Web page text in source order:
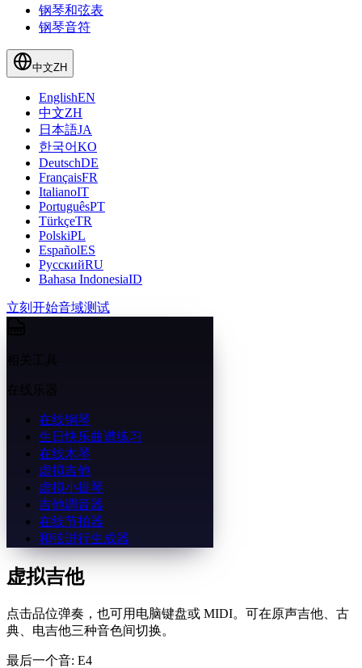
钢琴和弦表
钢琴音符
中文ZH
EnglishEN
中文ZH
日本語JA
한국어KO
DeutschDE
FrançaisFR
ItalianoIT
PortuguêsPT
TürkçeTR
PolskiPL
EspañolES
РусскийRU
Bahasa IndonesiaID
立刻开始音域测试
在线乐器
在线钢琴
生日快乐曲谱练习
在线木琴
虚拟吉他
虚拟小提琴
吉他调音器
在线节拍器
和弦进行生成器
虚拟吉他
点击品位弹奏，也可用电脑键盘或 MIDI。可在原声吉他、古
典、电吉他三种音色间切换。
最后一个音: E4